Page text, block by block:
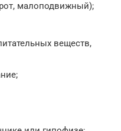
малоподвижный);
веществ,